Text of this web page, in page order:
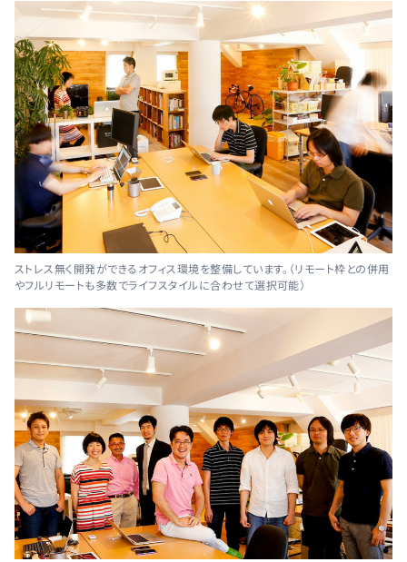
ストレス無く開発ができるオフィス環境を整備しています。（リモート枠との併用
やフルリモートも多数でライフスタイルに合わせて選択可能）